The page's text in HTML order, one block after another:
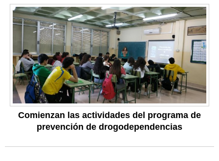
Comienzan las actividades del programa de
prevención de drogodependencias